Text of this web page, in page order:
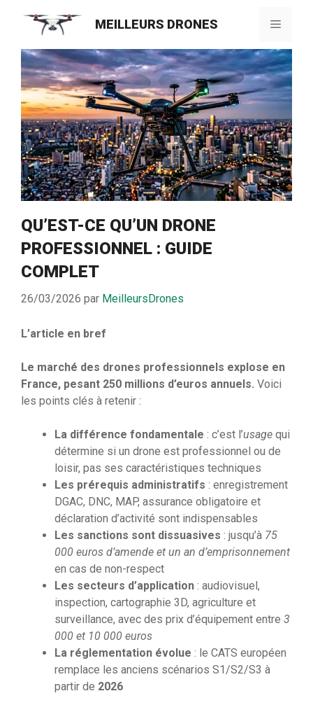
MEILLEURS DRONES Menu
QU’EST-CE QU’UN DRONE
PROFESSIONNEL : GUIDE
COMPLET
26/03/2026 par MeilleursDrones
L’article en bref
Le marché des drones professionnels explose en
France, pesant 250 millions d’euros annuels. Voici
les points clés à retenir :
La différence fondamentale : c’est l’usage qui
détermine si un drone est professionnel ou de
loisir, pas ses caractéristiques techniques
Les prérequis administratifs : enregistrement
DGAC, DNC, MAP, assurance obligatoire et
déclaration d’activité sont indispensables
Les sanctions sont dissuasives : jusqu’à 75
000 euros d’amende et un an d’emprisonnement
en cas de non-respect
Les secteurs d’application : audiovisuel,
inspection, cartographie 3D, agriculture et
surveillance, avec des prix d’équipement entre 3
000 et 10 000 euros
La réglementation évolue : le CATS européen
remplace les anciens scénarios S1/S2/S3 à
partir de 2026